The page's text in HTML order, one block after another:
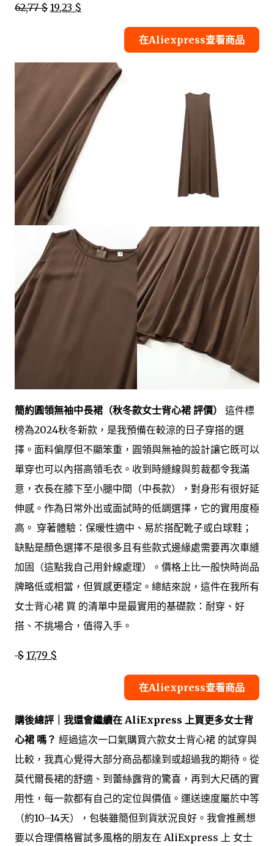
62,77 $ 19,23 $
在Aliexpress查看商品
簡約圓領無袖中長裙（秋冬款女士背心裙 評價）
這件標
榜為2024秋冬新款，是我預備在較涼的日子穿搭的選
擇。面料偏厚但不顯笨重，圓領與無袖的設計讓它既可以
單穿也可以內搭高領毛衣。收到時縫線與剪裁都令我滿
意，衣長在膝下至小腿中間（中長款），對身形有很好延
伸感。作為日常外出或面試時的低調選擇，它的實用度極
高。 穿著體驗：保暖性適中、易於搭配靴子或白球鞋；
缺點是顏色選擇不是很多且有些款式邊緣處需要再次車縫
加固（這點我自己用針線處理）。價格上比一般快時尚品
牌略低或相當，但質感更穩定。總結來說，這件在我所有
女士背心裙 買 的清單中是最實用的基礎款：耐穿、好
搭、不挑場合，值得入手。
$ 17,79 $
在Aliexpress查看商品
購後總評｜我還會繼續在 AliExpress 上買更多女士背
心裙 嗎？ 經過這次一口氣購買六款女士背心裙 的試穿與
比較，我真心覺得大部分商品都達到或超過我的期待。從
莫代爾長裙的舒適、到蕾絲露背的驚喜，再到大尺碼的實
用性，每一款都有自己的定位與價值。運送速度屬於中等
（約10–14天），包裝雖簡但到貨狀況良好。我會推薦想
要以合理價格嘗試多風格的朋友在 AliExpress 上 女士